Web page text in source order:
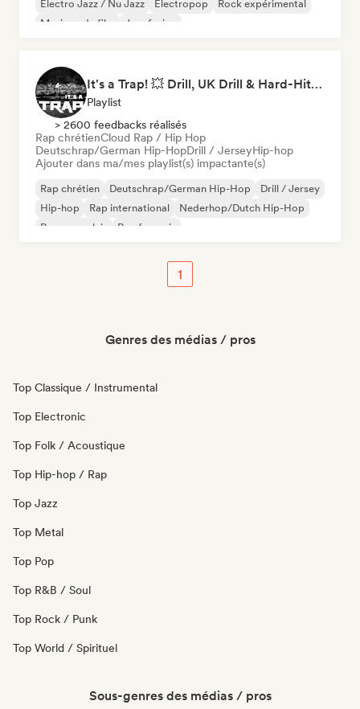
Electro Jazz / Nu Jazz Electropop
Rock expérimental
Musique de film
Jazz fusion
It's a Trap! 💥 Drill, UK Drill & Hard-Hitting Trap
Playlist
> 2600 feedbacks réalisés
Rap chrétienCloud Rap / Hip Hop
Deutschrap/German Hip-HopDrill / JerseyHip-hop
Ajouter dans ma/mes playlist(s) impactante(s)
Rap chrétien Deutschrap/German Hip-Hop
Drill / Jersey
Hip-hop
Rap international
Nederhop/Dutch Hip-Hop
Rap en anglais
Rap francais
1
Genres des médias / pros
Top Classique / Instrumental
Top Electronic
Top Folk / Acoustique
Top Hip-hop / Rap
Top Jazz
Top Metal
Top Pop
Top R&B / Soul
Top Rock / Punk
Top World / Spirituel
Sous-genres des médias / pros